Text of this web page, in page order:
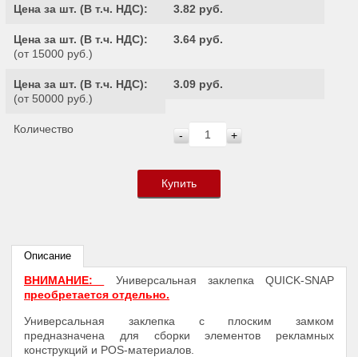
Цена за шт. (В т.ч. НДС): 3.82 руб.
Цена за шт. (В т.ч. НДС):
(от 15000 руб.)
3.64 руб.
Цена за шт. (В т.ч. НДС):
(от 50000 руб.)
3.09 руб.
Количество - +
Купить
Описание
ВНИМАНИЕ:
Универсальная заклепка QUICK-SNAP
преобретается отдельно.
Универсальная заклепка с плоским замком
предназначена для сборки элементов рекламных
конструкций и POS-материалов.